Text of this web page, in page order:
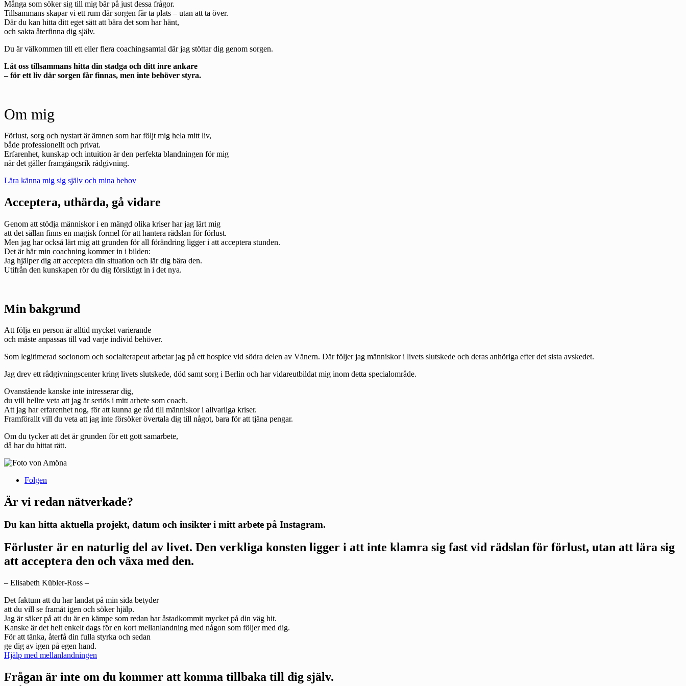
Många som söker sig till mig bär på just dessa frågor.
Tillsammans skapar vi ett rum där sorgen får ta plats – utan att ta över.
Där du kan hitta ditt eget sätt att bära det som har hänt,
och sakta återfinna dig själv.
Du är välkommen till ett eller flera coachingsamtal där jag stöttar dig genom sorgen.
Låt oss tillsammans hitta din stadga och ditt inre ankare
– för ett liv där sorgen får finnas, men inte behöver styra.
Om mig
Förlust, sorg och nystart är ämnen som har följt mig hela mitt liv,
både professionellt och privat.
Erfarenhet, kunskap och intuition är den perfekta blandningen för mig
när det gäller framgångsrik rådgivning.
Lära känna mig sig själv och mina behov
Acceptera, uthärda, gå vidare
Genom att stödja människor i en mängd olika kriser har jag lärt mig
att det sällan finns en magisk formel för att hantera rädslan för förlust.
Men jag har också lärt mig att grunden för all förändring ligger i att acceptera stunden.
Det är här min coachning kommer in i bilden:
Jag hjälper dig att acceptera din situation och lär dig bära den.
Utifrån den kunskapen rör du dig försiktigt in i det nya.
Min bakgrund
Att följa en person är alltid mycket varierande
och måste anpassas till vad varje individ behöver.
Som legitimerad socionom och socialterapeut arbetar jag på ett hospice vid södra delen av Vänern. Där följer jag människor i livets slutskede och deras anhöriga efter det sista avskedet.
Jag drev ett rådgivningscenter kring livets slutskede, död samt sorg i Berlin och har vidareutbildat mig inom detta specialområde.
Ovanstående kanske inte intresserar dig,
du vill hellre veta att jag är seriös i mitt arbete som coach.
Att jag har erfarenhet nog, för att kunna ge råd till människor i allvarliga kriser.
Framförallt vill du veta att jag inte försöker övertala dig till något, bara för att tjäna pengar.
Om du tycker att det är grunden för ett gott samarbete,
då har du hittat rätt.
Folgen
Är vi redan nätverkade?
Du kan hitta aktuella projekt, datum och insikter i mitt arbete på Instagram.
Förluster är en naturlig del av livet. Den verkliga konsten ligger i att inte klamra sig fast vid rädslan för förlust, utan att lära sig
att acceptera den och växa med den.
– Elisabeth Kübler-Ross –
Det faktum att du har landat på min sida betyder
att du vill se framåt igen och söker hjälp.
Jag är säker på att du är en kämpe som redan har åstadkommit mycket på din väg hit.
Kanske är det helt enkelt dags för en kort mellanlandning med någon som följer med dig.
För att tänka, återfå din fulla styrka och sedan
ge dig av igen på egen hand.
Hjälp med mellanlandningen
Frågan är inte om du kommer att komma tillbaka till dig själv.